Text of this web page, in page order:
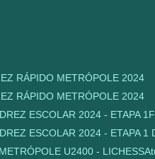
RÁPIDO METRÓPOLE
RÁPIDO METRÓPOLE
ESCOLAR 2024 - ETAPA
ESCOLAR 2024 - ETAPA 1
U2400 -